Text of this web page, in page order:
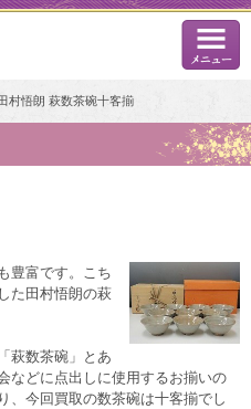
村悟朗 萩数茶碗十客揃
豊富です。こち
た田村悟朗の萩
萩数茶碗」とあ
などに点出しに使用するお揃いの
、今回買取の数茶碗は十客揃でし